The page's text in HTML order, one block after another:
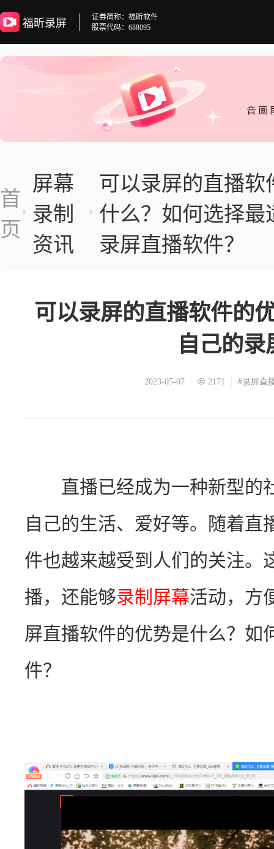
福昕录屏
证券简称：福昕软件
股票代码：688095
首
页
屏幕
录制
资讯
可以录屏的直播软
什么？如何选择最
录屏直播软件？
可以录屏的直播软件的
自己的
2023-05-07 2171 #录屏直
直播已经成为一种新型的
自己的生活、爱好等。随着直
件也越来越受到人们的关注。
播，还能够录制屏幕活动，方
屏直播软件的优势是什么？如
件？